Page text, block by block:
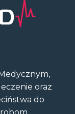
oraz
do